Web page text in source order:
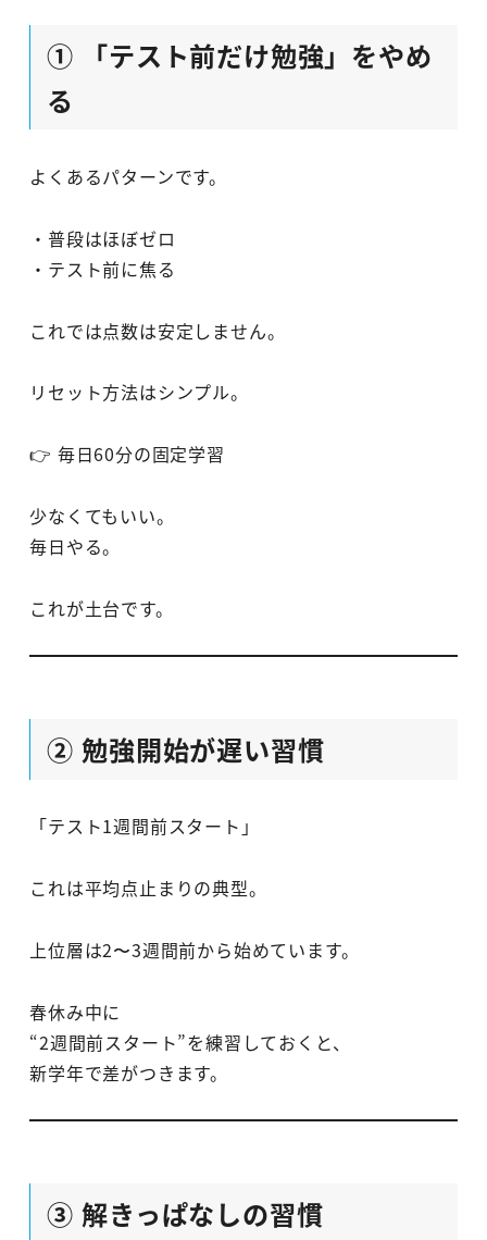
① 「テスト前だけ勉強」をやめ
る
よくあるパターンです。
・普段はほぼゼロ
・テスト前に焦る
これでは点数は安定しません。
リセット方法はシンプル。
👉 毎日60分の固定学習
少なくてもいい。
毎日やる。
これが土台です。
② 勉強開始が遅い習慣
「テスト1週間前スタート」
これは平均点止まりの典型。
上位層は2〜3週間前から始めています。
春休み中に
“2週間前スタート”を練習しておくと、
新学年で差がつきます。
③ 解きっぱなしの習慣